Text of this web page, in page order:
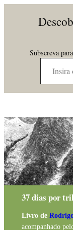
Subscreva
Insira o seu email…
37 dias por
Livro de
acompanhado